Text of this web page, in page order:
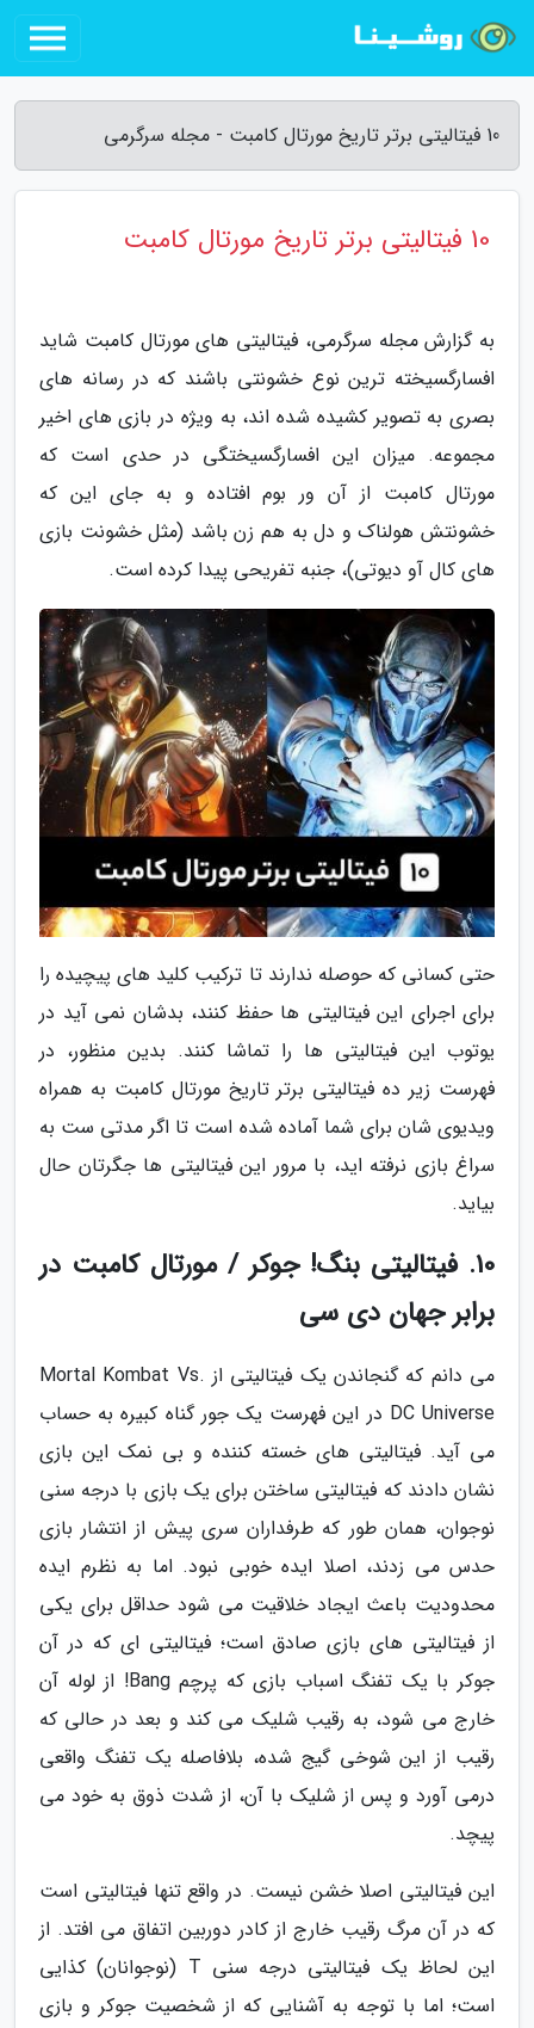
10 فیتالیتی برتر تاریخ مورتال کامبت - مجله سرگرمی
10 فیتالیتی برتر تاریخ مورتال کامبت
به گزارش مجله سرگرمی، فیتالیتی های مورتال کامبت شاید
افسارگسیخته ترین نوع خشونتی باشند که در رسانه های
بصری به تصویر کشیده شده اند، به ویژه در بازی های اخیر
مجموعه. میزان این افسارگسیختگی در حدی است که
مورتال کامبت از آن ور بوم افتاده و به جای این که
خشونتش هولناک و دل به هم زن باشد (مثل خشونت بازی
های کال آو دیوتی)، جنبه تفریحی پیدا کرده است.
حتی کسانی که حوصله ندارند تا ترکیب کلید های پیچیده را
برای اجرای این فیتالیتی ها حفظ کنند، بدشان نمی آید در
یوتوب این فیتالیتی ها را تماشا کنند. بدین منظور، در
فهرست زیر ده فیتالیتی برتر تاریخ مورتال کامبت به همراه
ویدیوی شان برای شما آماده شده است تا اگر مدتی ست به
سراغ بازی نرفته اید، با مرور این فیتالیتی ها جگرتان حال
بیاید.
10. فیتالیتی بنگ! جوکر / مورتال کامبت در
برابر جهان دی سی
می دانم که گنجاندن یک فیتالیتی از Mortal Kombat Vs.
DC Universe در این فهرست یک جور گناه کبیره به حساب
می آید. فیتالیتی های خسته کننده و بی نمک این بازی
نشان دادند که فیتالیتی ساختن برای یک بازی با درجه سنی
نوجوان، همان طور که طرفداران سری پیش از انتشار بازی
حدس می زدند، اصلا ایده خوبی نبود. اما به نظرم ایده
محدودیت باعث ایجاد خلاقیت می شود حداقل برای یکی
از فیتالیتی های بازی صادق است؛ فیتالیتی ای که در آن
جوکر با یک تفنگ اسباب بازی که پرچم Bang! از لوله آن
خارج می شود، به رقیب شلیک می کند و بعد در حالی که
رقیب از این شوخی گیج شده، بلافاصله یک تفنگ واقعی
درمی آورد و پس از شلیک با آن، از شدت ذوق به خود می
پیچد.
این فیتالیتی اصلا خشن نیست. در واقع تنها فیتالیتی است
که در آن مرگ رقیب خارج از کادر دوربین اتفاق می افتد. از
این لحاظ یک فیتالیتی درجه سنی T (نوجوانان) کذایی
است؛ اما با توجه به آشنایی که از شخصیت جوکر و بازی